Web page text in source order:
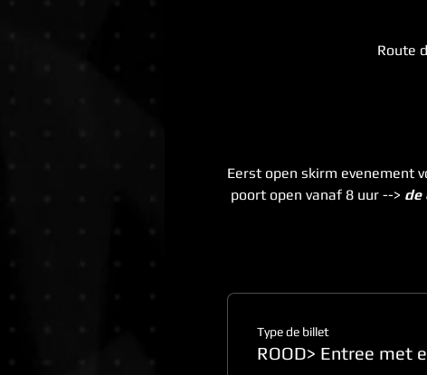
Route
Eerst open skirm evenement
poort open vanaf 8 uur --> de
Type de billet
ROOD> Entree met